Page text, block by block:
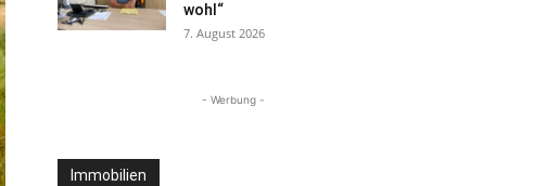
wohl“
7. August 2026
- Werbung -
Immobilien